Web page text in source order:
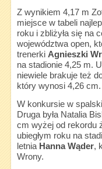
Z wynikiem 4,17 m
miejsce w tabeli
roku i zbliżyła się na
województwa open,
trenerki Agnieszki
na stadionie 4,25 m.
niewiele brakuje też
który wynosi 4,26 cm.
W konkursie w
Druga była Natalia
cm wyżej od rekordu
ubiegłym roku na
letnia Hanna Wąder,
Wrony.